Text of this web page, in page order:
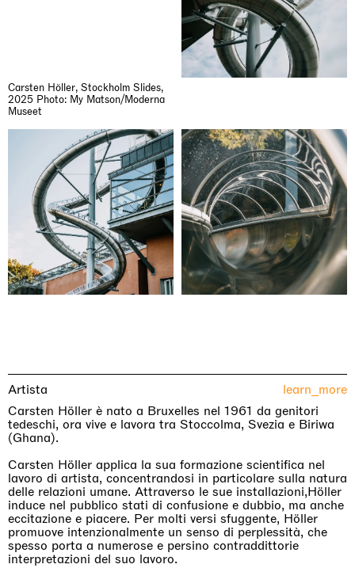
Carsten Höller, Stockholm Slides,
2025 Photo: My Matson/Moderna
Museet
Artista learn_more
Carsten Höller è nato a Bruxelles nel 1961 da genitori
tedeschi, ora vive e lavora tra Stoccolma, Svezia e Biriwa
(Ghana).
Carsten Höller applica la sua formazione scientifica nel
lavoro di artista, concentrandosi in particolare sulla natura
delle relazioni umane. Attraverso le sue installazioni,Höller
induce nel pubblico stati di confusione e dubbio, ma anche
eccitazione e piacere. Per molti versi sfuggente, Höller
promuove intenzionalmente un senso di perplessità, che
spesso porta a numerose e persino contraddittorie
interpretazioni del suo lavoro.